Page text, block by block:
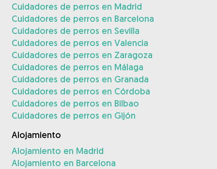
Cuidadores de perros en Madrid
Cuidadores de perros en Barcelona
Cuidadores de perros en Sevilla
Cuidadores de perros en Valencia
Cuidadores de perros en Zaragoza
Cuidadores de perros en Málaga
Cuidadores de perros en Granada
Cuidadores de perros en Córdoba
Cuidadores de perros en Bilbao
Cuidadores de perros en Gijón
Alojamiento
Alojamiento en Madrid
Alojamiento en Barcelona